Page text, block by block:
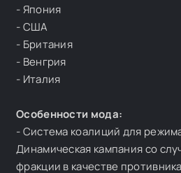
- Япония
- США
- Британия
- Венгрия
- Италия
Особенности мода:
- Система коалиций для
Динамическая кампания со
фракции в качестве